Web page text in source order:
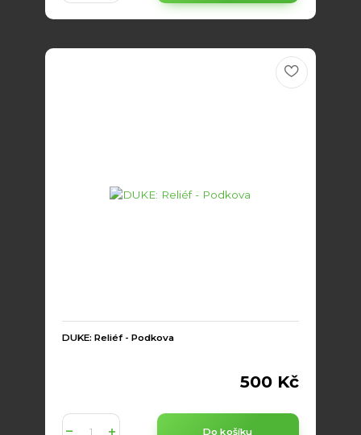
DUKE: Reliéf - Podkova
500 Kč
Do košíku